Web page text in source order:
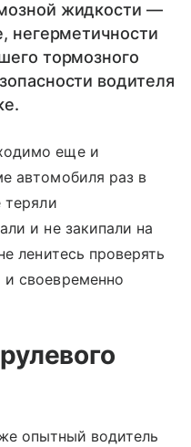
жидкости —
негерметичности
тормозного
водителя
еще и
автомобиля раз в
теряли
и не закипали на
ленитесь проверять
своевременно
опытный водитель